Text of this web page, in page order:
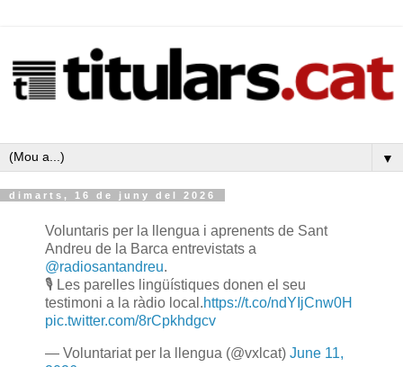
▼
dimarts, 16 de juny del 2026
Voluntaris per la llengua i aprenents de Sant
Andreu de la Barca entrevistats a
@radiosantandreu.
🎙 Les parelles lingüístiques donen el seu
testimoni a la ràdio local.https://t.co/ndYIjCnw0H
pic.twitter.com/8rCpkhdgcv
— Voluntariat per la llengua (@vxlcat) June 11,